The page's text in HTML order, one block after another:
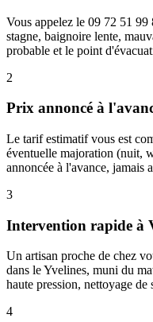
Vous appelez le 09 72 51
stagne, baignoire lente,
probable et le point
2
Prix annoncé à
Le tarif estimatif vous est
éventuelle majoration (nuit,
annoncée à l'avance, jamais
3
Intervention rapide à
Un artisan proche de chez
dans le Yvelines, muni du
haute pression, nettoyage de
4